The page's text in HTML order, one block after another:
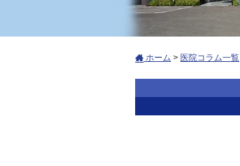
ホーム > 医院コラム一覧